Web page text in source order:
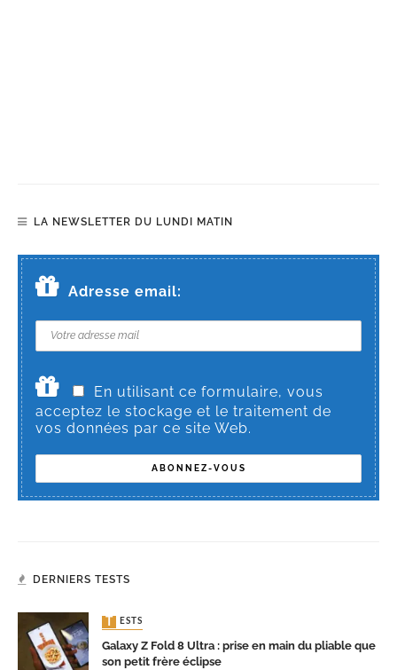
LA NEWSLETTER DU LUNDI MATIN
Adresse email:
En utilisant ce formulaire, vous
acceptez le stockage et le traitement de
vos données par ce site Web.
DERNIERS TESTS
TESTS
Galaxy Z Fold 8 Ultra : prise en main du pliable que
son petit frère éclipse